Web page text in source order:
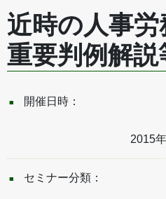
近時の人事
重要判例解説
開催日時：
2015
セミナー分類：